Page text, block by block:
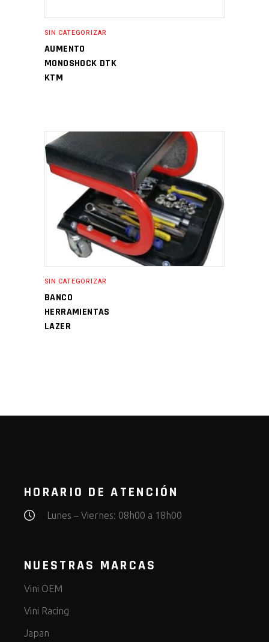
SIN CATEGORIZAR
AUMENTO
MONOSHOCK DTK
KTM
SIN CATEGORIZAR
BANCO
HERRAMIENTAS
LAZER
HORARIO DE ATENCIÓN
Lunes – Viernes: 08h00 a 18h00
NUESTRAS MARCAS
Vini OEM
Vini Racing
Japan